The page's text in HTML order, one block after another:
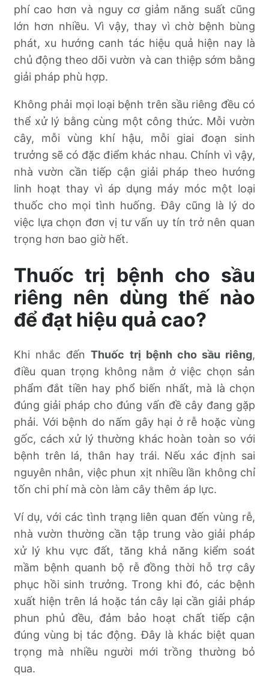
phí cao hơn và nguy cơ giảm năng suất cũng
lớn hơn nhiều. Vì vậy, thay vì chờ bệnh bùng
phát, xu hướng canh tác hiệu quả hiện nay là
chủ động theo dõi vườn và can thiệp sớm bằng
giải pháp phù hợp.
Không phải mọi loại bệnh trên sầu riêng đều có
thể xử lý bằng cùng một công thức. Mỗi vườn
cây, mỗi vùng khí hậu, mỗi giai đoạn sinh
trưởng sẽ có đặc điểm khác nhau. Chính vì vậy,
nhà vườn cần tiếp cận giải pháp theo hướng
linh hoạt thay vì áp dụng máy móc một loại
thuốc cho mọi tình huống. Đây cũng là lý do
việc lựa chọn đơn vị tư vấn uy tín trở nên quan
trọng hơn bao giờ hết.
Thuốc trị bệnh cho sầu
riêng nên dùng thế nào
để đạt hiệu quả cao?
Khi nhắc đếnThuốc trị bệnh cho sầu riêng,
điều quan trọng không nằm ở việc chọn sản
phẩm đắt tiền hay phổ biến nhất, mà là chọn
đúng giải pháp cho đúng vấn đề cây đang gặp
phải. Với bệnh do nấm gây hại ở rễ hoặc vùng
gốc, cách xử lý thường khác hoàn toàn so với
bệnh trên lá, thân hay trái. Nếu xác định sai
nguyên nhân, việc phun xịt nhiều lần không chỉ
tốn chi phí mà còn làm cây thêm áp lực.
Ví dụ, với các tình trạng liên quan đến vùng rễ,
nhà vườn thường cần tập trung vào giải pháp
xử lý khu vực đất, tăng khả năng kiểm soát
mầm bệnh quanh bộ rễ đồng thời hỗ trợ cây
phục hồi sinh trưởng. Trong khi đó, các bệnh
xuất hiện trên lá hoặc tán cây lại cần giải pháp
phun phủ đều, đảm bảo hoạt chất tiếp cận
đúng vùng bị tác động. Đây là khác biệt quan
trọng mà nhiều người mới trồng thường bỏ
qua.